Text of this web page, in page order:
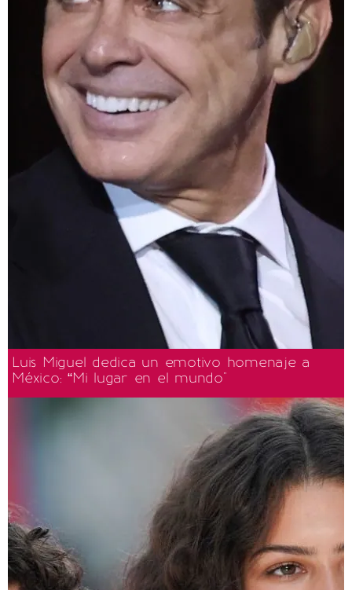
Luis Miguel dedica un emotivo homenaje a
México: “Mi lugar en el mundo"